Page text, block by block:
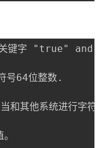
键字 "true"
号64位整数.
其他系统进行字符